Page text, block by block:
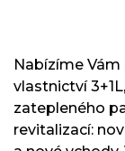
Nabízíme
vlastnictví
zatepleného
revitalizací: